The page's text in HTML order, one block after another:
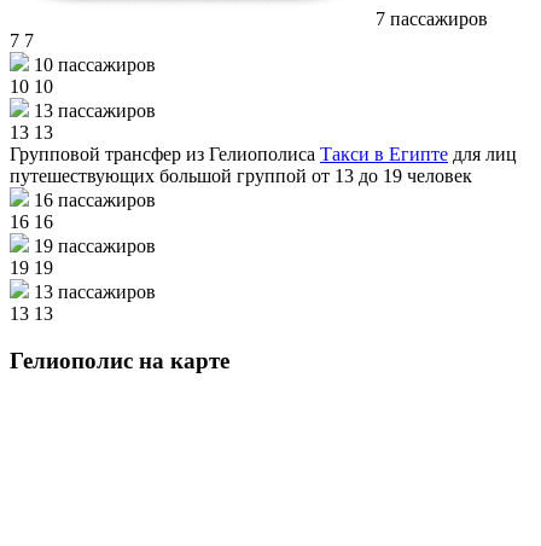
7 пассажиров
7 7
10 пассажиров
10 10
13 пассажиров
13 13
Групповой трансфер из Гелиополиса Такси в Египте для лиц
путешествующих большой группой от 13 до 19 человек
16 пассажиров
16 16
19 пассажиров
19 19
13 пассажиров
13 13
Гелиополис на карте